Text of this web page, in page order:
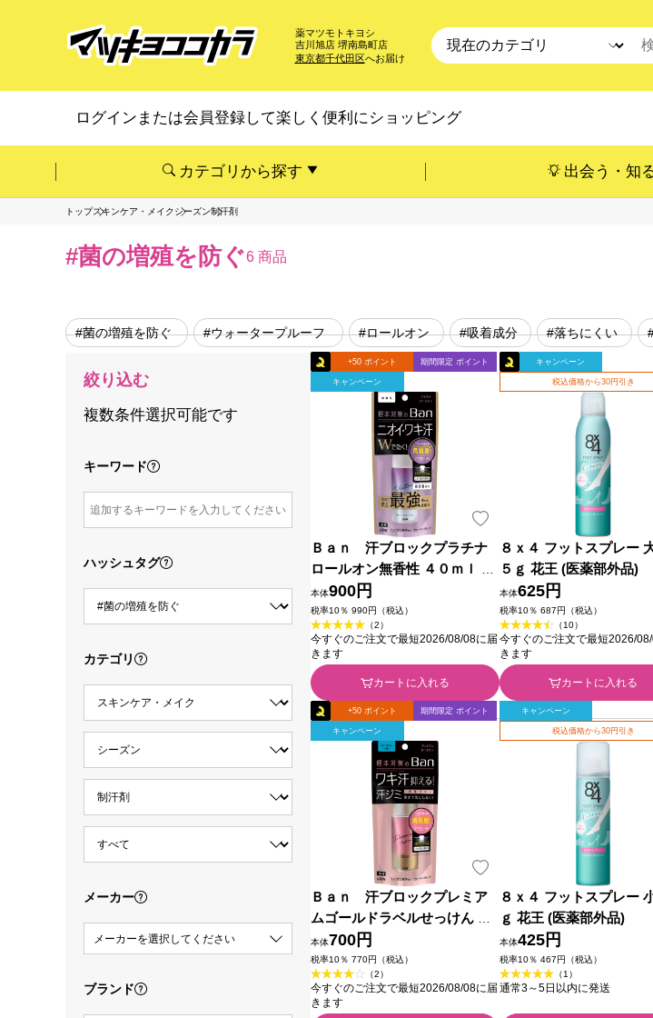
薬マツモトキヨシ
吉川旭店 堺南島町店
東京都千代田区へお届け
ログインまたは会員登録して楽しく便利にショッピング
カテゴリから探す 出会う・知
トップスキンケア・メイクシーズン制汗剤
#菌の増殖を防ぐ6 商品
#菌の増殖を防ぐ #ウォータープルーフ #ロールオン #吸着成分 #落ちにくい
絞り込む
複数条件選択可能です
キーワード
ハッシュタグ
カテゴリ
メーカー
メーカーを選択してください
ブランド
+50 ポイント 期間限定 ポイント
キャンペーン
Ｂａｎ 汗ブロックプラチナ
ロールオン無香性 ４０ｍｌ ラ
イオン (医薬部外品)
本体900円
税率10％ 990円（税込）
（2）
今すぐのご注文で最短2026/08/08に届
きます
カートに入れる
キャンペーン
税込価格から30円引き
８ｘ４ フットスプレー
５ｇ 花王 (医薬部外品)
本体625円
税率10％ 687円（税込）
（10）
今すぐのご注文で最短2026/
きます
カートに入れる
+50 ポイント 期間限定 ポイント
キャンペーン
Ｂａｎ 汗ブロックプレミア
ムゴールドラベルせっけん ４
０ｍｌ ライオン (医薬部外品)
本体700円
税率10％ 770円（税込）
（2）
今すぐのご注文で最短2026/08/08に届
きます
キャンペーン
税込価格から30円引き
８ｘ４ フットスプレー
ｇ 花王 (医薬部外品)
本体425円
税率10％ 467円（税込）
（1）
通常3～5日以内に発送